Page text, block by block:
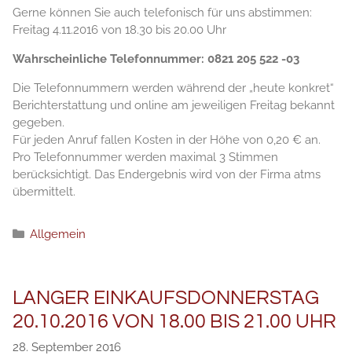
Gerne können Sie auch telefonisch für uns abstimmen:
Freitag 4.11.2016 von 18.30 bis 20.00 Uhr
Wahrscheinliche Telefonnummer: 0821 205 522 -03
Die Telefonnummern werden während der „heute konkret“
Berichterstattung und online am jeweiligen Freitag bekannt
gegeben.
Für jeden Anruf fallen Kosten in der Höhe von 0,20 € an.
Pro Telefonnummer werden maximal 3 Stimmen
berücksichtigt. Das Endergebnis wird von der Firma atms
übermittelt.
Kategorien
Allgemein
LANGER EINKAUFSDONNERSTAG
20.10.2016 VON 18.00 BIS 21.00 UHR
28. September 2016